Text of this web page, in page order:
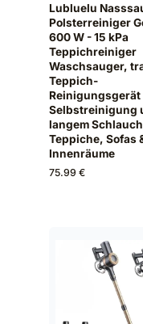
Lubluelu
Polsterreiniger
600 W - 15 kPa
Teppichreiniger
Waschsauger,
Teppich-
Reinigungsgerät
Selbstreinigung
langem
Teppiche, Sofas
Innenräume
75.99 €